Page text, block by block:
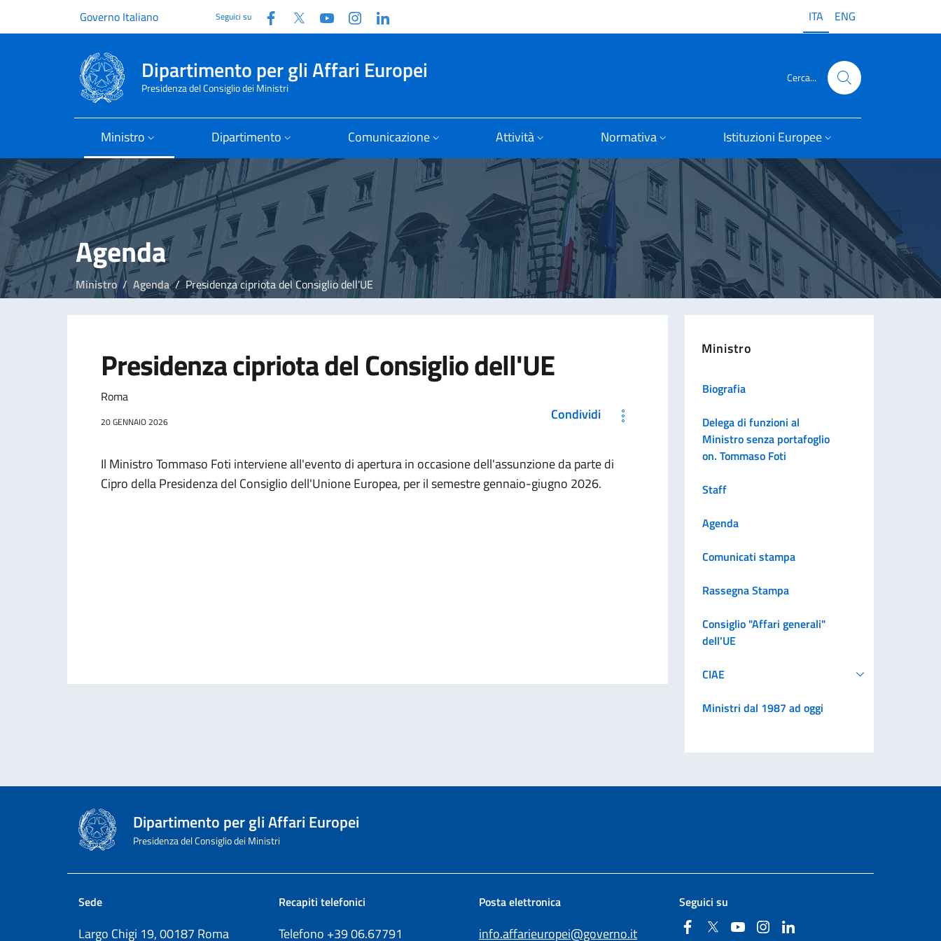
Governo Italiano Seguici su Facebook
Twitter YouTubeInstagram ITA ENG
Dipartimento per gli Affari Europei
Presidenza del Consiglio dei Ministri
Cerca...
Ministro Dipartimento Comunicazione Attività Normativa Istituzioni Europee
Agenda
Ministro Agenda Presidenza cipriota del Consiglio dell'UE
Presidenza cipriota del Consiglio dell'UE
Roma
20 GENNAIO 2026 Condividi
Il Ministro Tommaso Foti interviene all'evento di apertura in occasione dell'assunzione da parte di
Cipro della Presidenza del Consiglio dell'Unione Europea, per il semestre gennaio-giugno 2026.
Ministro
Biografia
Delega di funzioni al
Ministro senza portafoglio
on. Tommaso Foti
Staff
Agenda
Comunicati stampa
Rassegna Stampa
Consiglio "Affari generali"
dell'UE
CIAE
Ministri dal 1987 ad oggi
Dipartimento per gli Affari Europei
Presidenza del Consiglio dei Ministri
Sede
Largo Chigi 19, 00187 Roma
Recapiti telefonici
Telefono +3906.67791
Posta elettronica
info.affarieuropei@governo.it
Seguici su
FacebookTwitterYouTubeInstagram